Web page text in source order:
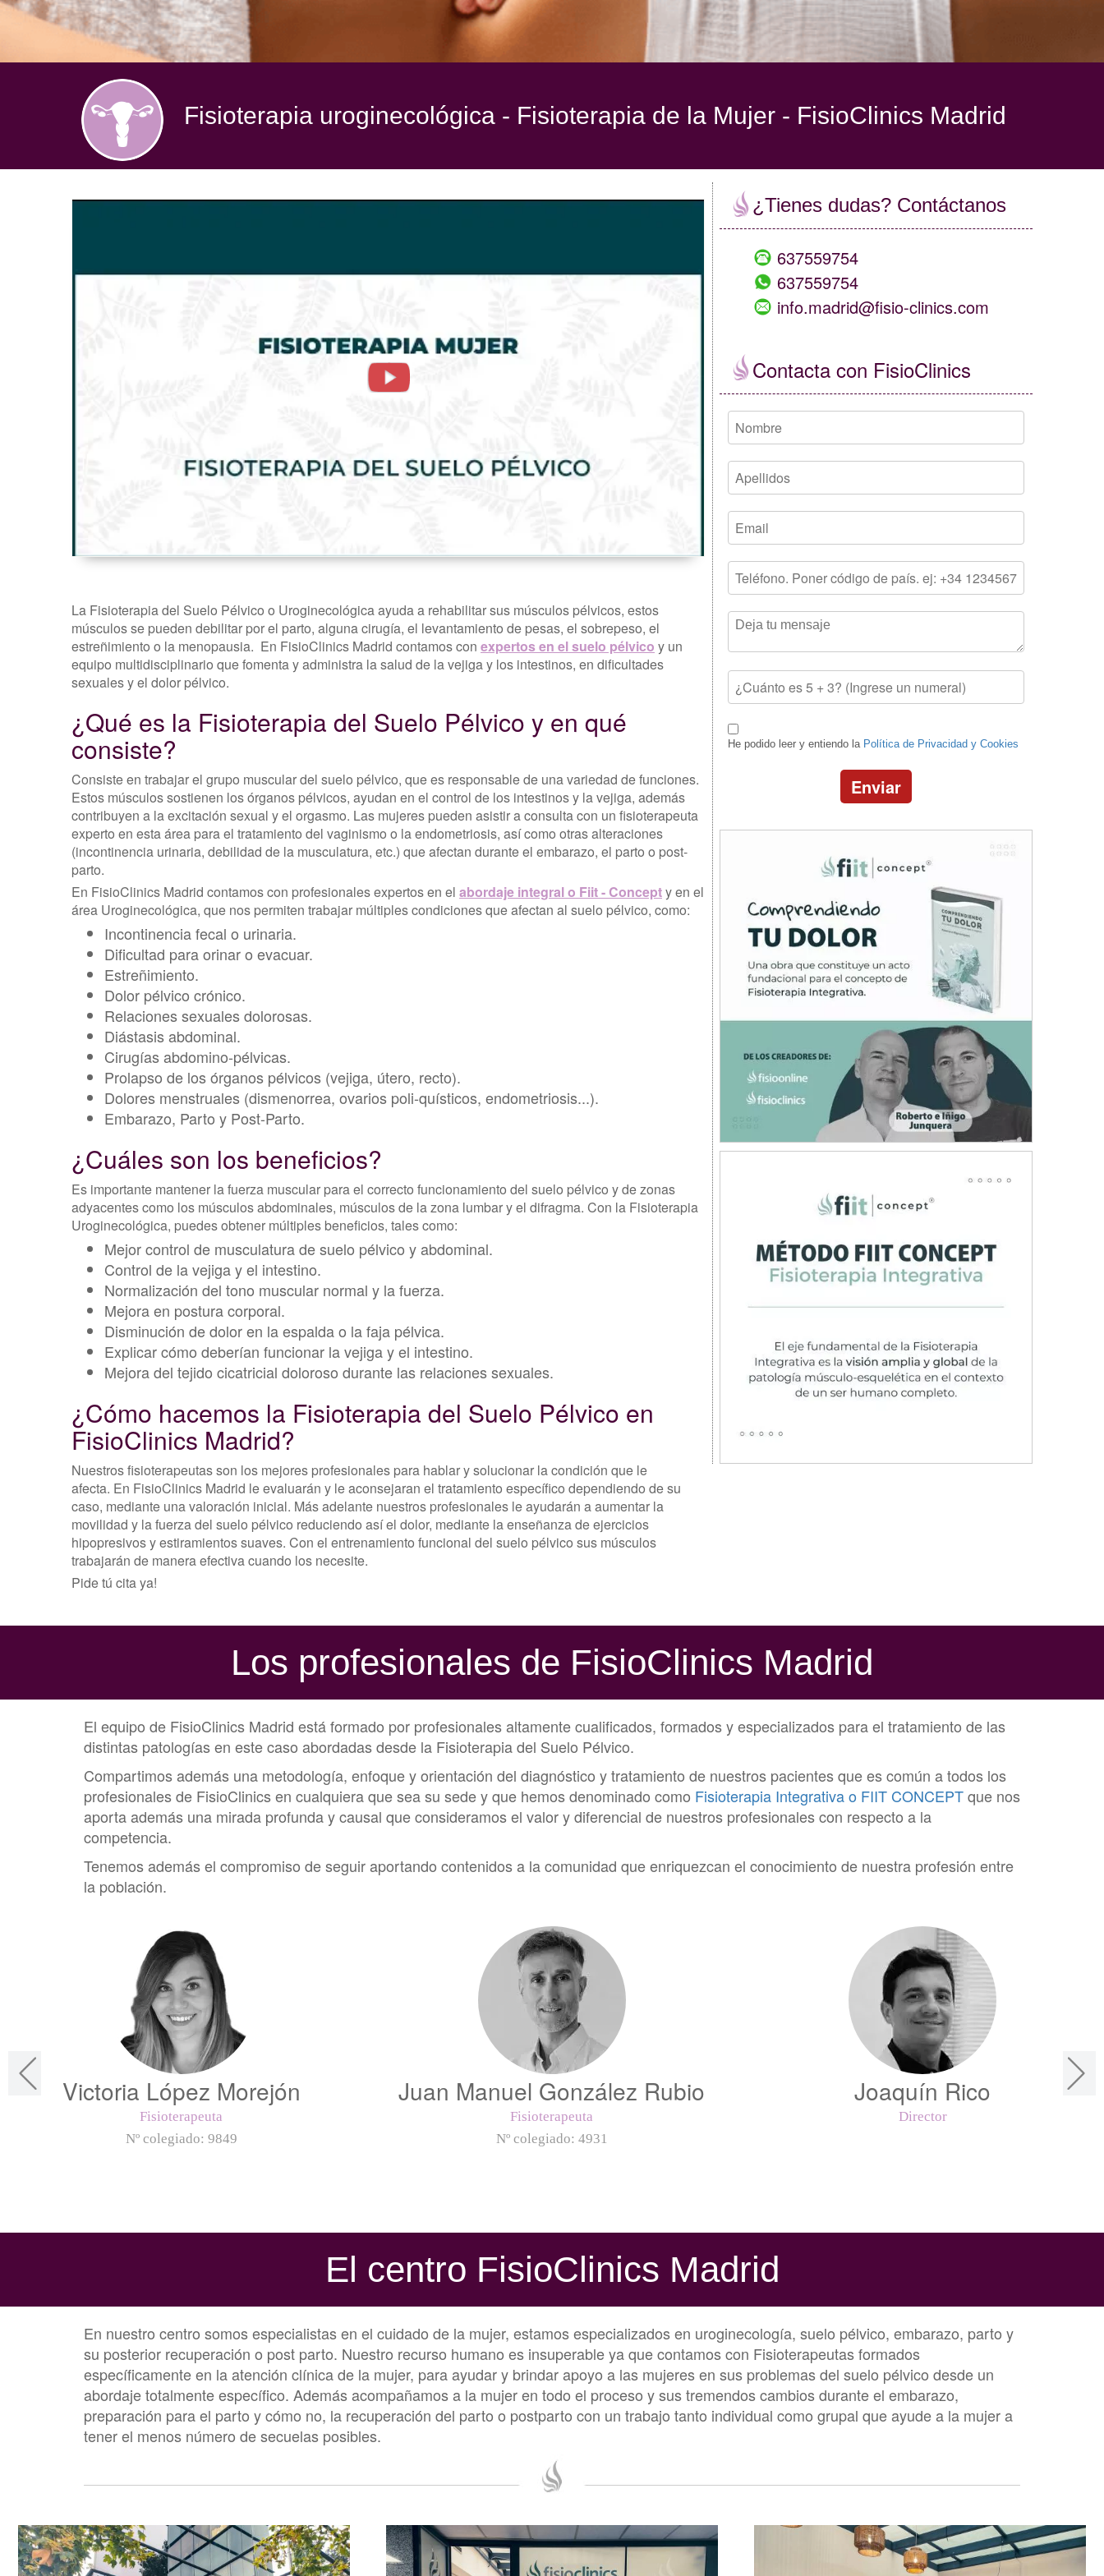
Fisioterapia uroginecológica - Fisioterapia de la Mujer - FisioClinics Madrid
Fisioterapia
Suelo
FisioClinics
La Fisioterapia del Suelo Pélvico o Uroginecológica ayuda a rehabilitar sus músculos pélvicos, estos
músculos se pueden debilitar por el parto, alguna cirugía, el levantamiento de pesas, el sobrepeso, el
estreñimiento o la menopausia. En FisioClinics Madrid contamos con expertos en el suelo pélvico y un
equipo multidisciplinario que fomenta y administra la salud de la vejiga y los intestinos, en dificultades
sexuales y el dolor pélvico.
¿Qué es la Fisioterapia del Suelo Pélvico y en qué
consiste?
Consiste en trabajar el grupo muscular del suelo pélvico, que es responsable de una variedad de funciones.
Estos músculos sostienen los órganos pélvicos, ayudan en el control de los intestinos y la vejiga, además
contribuyen a la excitación sexual y el orgasmo. Las mujeres pueden asistir a consulta con un fisioterapeuta
experto en esta área para el tratamiento del vaginismo o la endometriosis, así como otras alteraciones
(incontinencia urinaria, debilidad de la musculatura, etc.) que afectan durante el embarazo, el parto o post-
parto.
En FisioClinics Madrid contamos con profesionales expertos en el abordaje integral o Fiit - Concepty en el
área Uroginecológica, que nos permiten trabajar múltiples condiciones que afectan al suelo pélvico, como:
Incontinencia fecal o urinaria.
Dificultad para orinar o evacuar.
Estreñimiento.
Dolor pélvico crónico.
Relaciones sexuales dolorosas.
Diástasis abdominal.
Cirugías abdomino-pélvicas.
Prolapso de los órganos pélvicos (vejiga, útero, recto).
Dolores menstruales (dismenorrea, ovarios poli-quísticos, endometriosis...).
Embarazo, Parto y Post-Parto.
¿Cuáles son los beneficios?
Es importante mantener la fuerza muscular para el correcto funcionamiento del suelo pélvico y de zonas
adyacentes como los músculos abdominales, músculos de la zona lumbar y el difragma. Con la Fisioterapia
Uroginecológica, puedes obtener múltiples beneficios, tales como:
Mejor control de musculatura de suelo pélvico y abdominal.
Control de la vejiga y el intestino.
Normalización del tono muscular normal y la fuerza.
Mejora en postura corporal.
Disminución de dolor en la espalda o la faja pélvica.
Explicar cómo deberían funcionar la vejiga y el intestino.
Mejora del tejido cicatricial doloroso durante las relaciones sexuales.
¿Cómo hacemos la Fisioterapia del Suelo Pélvico en
FisioClinics Madrid?
Nuestros fisioterapeutas son los mejores profesionales para hablar y solucionar la condición que le
afecta. En FisioClinics Madrid le evaluarán y le aconsejaran el tratamiento específico dependiendo de su
caso, mediante una valoración inicial. Más adelante nuestros profesionales le ayudarán a aumentar la
movilidad y la fuerza del suelo pélvico reduciendo así el dolor, mediante la enseñanza de ejercicios
hipopresivos y estiramientos suaves. Con el entrenamiento funcional del suelo pélvico sus músculos
trabajarán de manera efectiva cuando los necesite.
Pide tú cita ya!
¿Tienes dudas? Contáctanos
637559754
637559754
info.madrid@fisio-clinics.com
Contacta con FisioClinics
He podido leer y entiendo la Política de Privacidad y Cookies
Enviar
Los profesionales de FisioClinics Madrid
El equipo de FisioClinics Madrid está formado por profesionales altamente cualificados, formados y especializados para el tratamiento de las
distintas patologías en este caso abordadas desde la Fisioterapia del Suelo Pélvico.
Compartimos además una metodología, enfoque y orientación del diagnóstico y tratamiento de nuestros pacientes que es común a todos los
profesionales de FisioClinics en cualquiera que sea su sede y que hemos denominado como Fisioterapia Integrativa o FIIT CONCEPTque nos
aporta además una mirada profunda y causal que consideramos el valor y diferencial de nuestros profesionales con respecto a la
competencia.
Tenemos además el compromiso de seguir aportando contenidos a la comunidad que enriquezcan el conocimiento de nuestra profesión entre
la población.
Victoria López Morejón
Fisioterapeuta
Nº colegiado: 9849
Juan Manuel González Rubio
Fisioterapeuta
Nº colegiado: 4931
Joaquín Rico
Director
El centro FisioClinics Madrid
En nuestro centro somos especialistas en el cuidado de la mujer, estamos especializados en uroginecología, suelo pélvico, embarazo, parto y
su posterior recuperación o post parto. Nuestro recurso humano es insuperable ya que contamos con Fisioterapeutas formados
específicamente en la atención clínica de la mujer, para ayudar y brindar apoyo a las mujeres en sus problemas del suelo pélvico desde un
abordaje totalmente específico. Además acompañamos a la mujer en todo el proceso y sus tremendos cambios durante el embarazo,
preparación para el parto y cómo no, la recuperación del parto o postparto con un trabajo tanto individual como grupal que ayude a la mujer a
tener el menos número de secuelas posibles.